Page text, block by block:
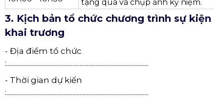
10h00 - 10h30
MC gửi lời cảm ơn đến quý khách
tặng quà và chụp ảnh kỷ niệm.
3. Kịch bản tổ chức chương trình sự kiện
khai trương
- Địa điểm tổ chức
:.................................................................................................
- Thời gian dự kiến